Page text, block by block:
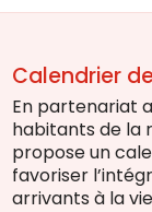
Calendrier
En partenariat
habitants de la
propose un
favoriser
arrivants à la